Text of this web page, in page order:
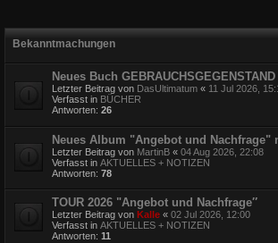
Bekanntmachungen
Neues Buch GEBRAUCHSGEGENSTAND
Letzter Beitrag von DasUltimatum « 11 Jul 2026,
Verfasst in BÜCHER
Antworten: 26
Neues Album "Angebot und Nachfrage"
Letzter Beitrag von MartinB « 04 Aug 2026, 22:08
Verfasst in AKTUELLES + NOTIZEN
Antworten: 78
TOUR 2026 "Angebot und Nachfrage″
Letzter Beitrag von Kalle « 02 Jul 2026, 12:00
Verfasst in AKTUELLES + NOTIZEN
Antworten: 11